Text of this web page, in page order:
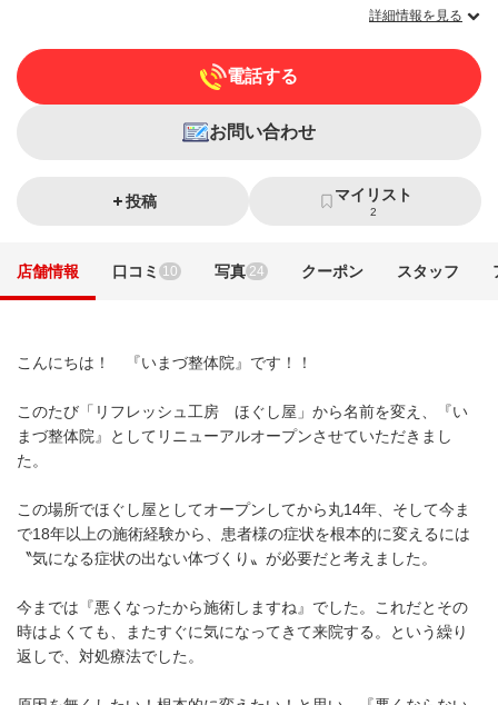
詳細情報を見る
電話する
お問い合わせ
投稿 マイリスト
2
店舗情報 口コミ 10 写真 24 クーポン スタッフ
こんにちは！ 『いまづ整体院』です！！
このたび「リフレッシュ工房 ほぐし屋」から名前を変え、『い
まづ整体院』としてリニューアルオープンさせていただきまし
た。
この場所でほぐし屋としてオープンしてから丸14年、そして今ま
で18年以上の施術経験から、患者様の症状を根本的に変えるには
〝気になる症状の出ない体づくり〟が必要だと考えました。
今までは『悪くなったから施術しますね』でした。これだとその
時はよくても、またすぐに気になってきて来院する。という繰り
返しで、対処療法でした。